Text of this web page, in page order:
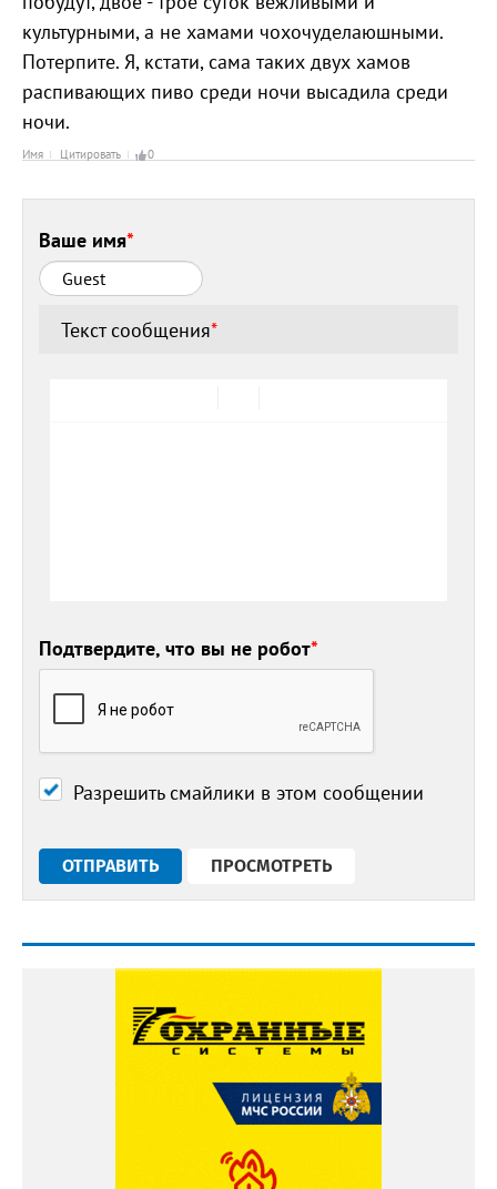
культурными, а не хамами чохочуделаюшными.
Потерпите. Я, кстати, сама таких двух хамов
распивающих пиво среди ночи высадила среди
ночи.
Имя Цитировать 0
Ваше имя*
Текст сообщения*
Подтвердите, что вы не робот*
Разрешить смайлики в этом сообщении